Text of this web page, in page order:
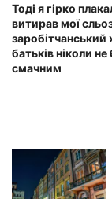
Тоді я гірко
витирав мої
заробітчанський
батьків ніколи не
смачним